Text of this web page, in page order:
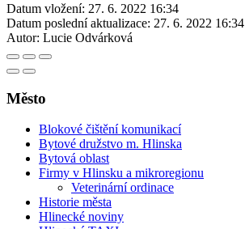
Datum vložení: 27. 6. 2022 16:34
Datum poslední aktualizace: 27. 6. 2022 16:34
Autor: Lucie Odvárková
Město
Blokové čištění komunikací
Bytové družstvo m. Hlinska
Bytová oblast
Firmy v Hlinsku a mikroregionu
Veterinární ordinace
Historie města
Hlinecké noviny